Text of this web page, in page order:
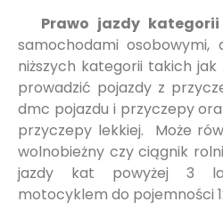
Prawo jazdy kategorii
samochodami osobowymi,
niższych kategorii takich jak
prowadzić pojazdy z
dmc pojazdu i przyczepy
przyczepy lekkiej. Może
wolnobieżny czy ciągnik
jazdy kat powyżej 3
motocyklem do pojemności